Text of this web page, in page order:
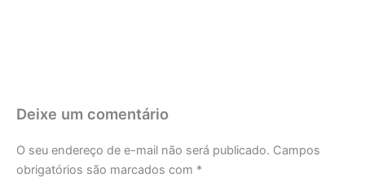
Deixe um comentário
O seu endereço de e-mail não será publicado. Campos
obrigatórios são marcados com *